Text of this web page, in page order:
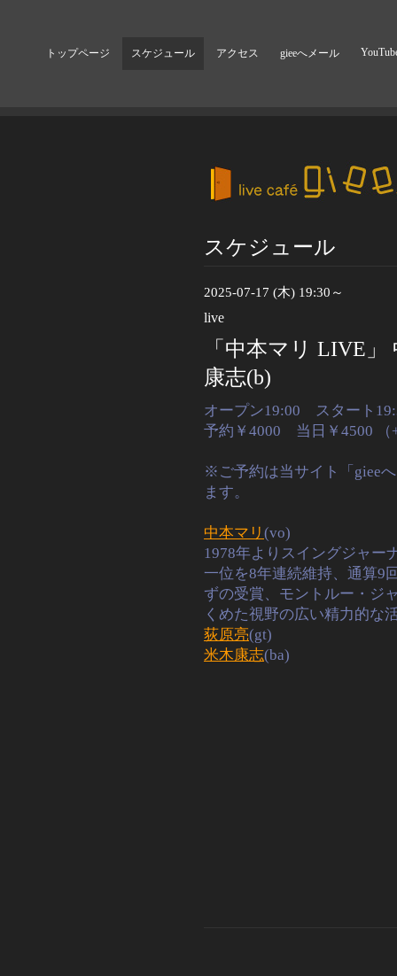
トップページ スケジュール アクセス gieeへメール
スケジュール
2025-07-17 (木) 19:30～
live
「中本マリ LIVE
康志(b)
オープン19:00 スタート
予約￥4000 当日￥4500 （
※ご予約は当サイト「giee
ます。
中本マリ (vo)
1978年よりスイングジャー
一位を8年連続維持、通算9
ずの受賞、モントルー・ジ
くめた視野の広い精力的な
荻原亮(gt)
米木康志(ba)